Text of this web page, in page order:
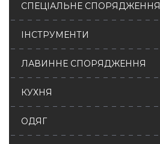
СПЕЦІАЛЬНЕ СПОРЯДЖЕННЯ
ІНСТРУМЕНТИ
ЛАВИННЕ СПОРЯДЖЕННЯ
КУХНЯ
ОДЯГ